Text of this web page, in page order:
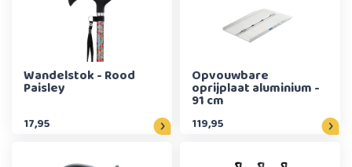
Wandelstok - Rood
Paisley
17,95
Opvouwbare
oprijplaat aluminium -
91 cm
119,95